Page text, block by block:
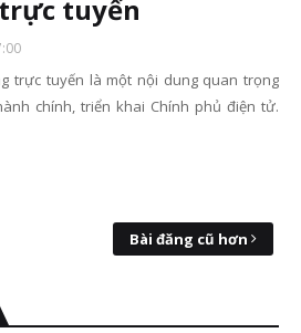
tuyến
trực tuyến là một nội dung quan trọng
chính, triển khai Chính phủ điện tử.
Bài đăng cũ hơn